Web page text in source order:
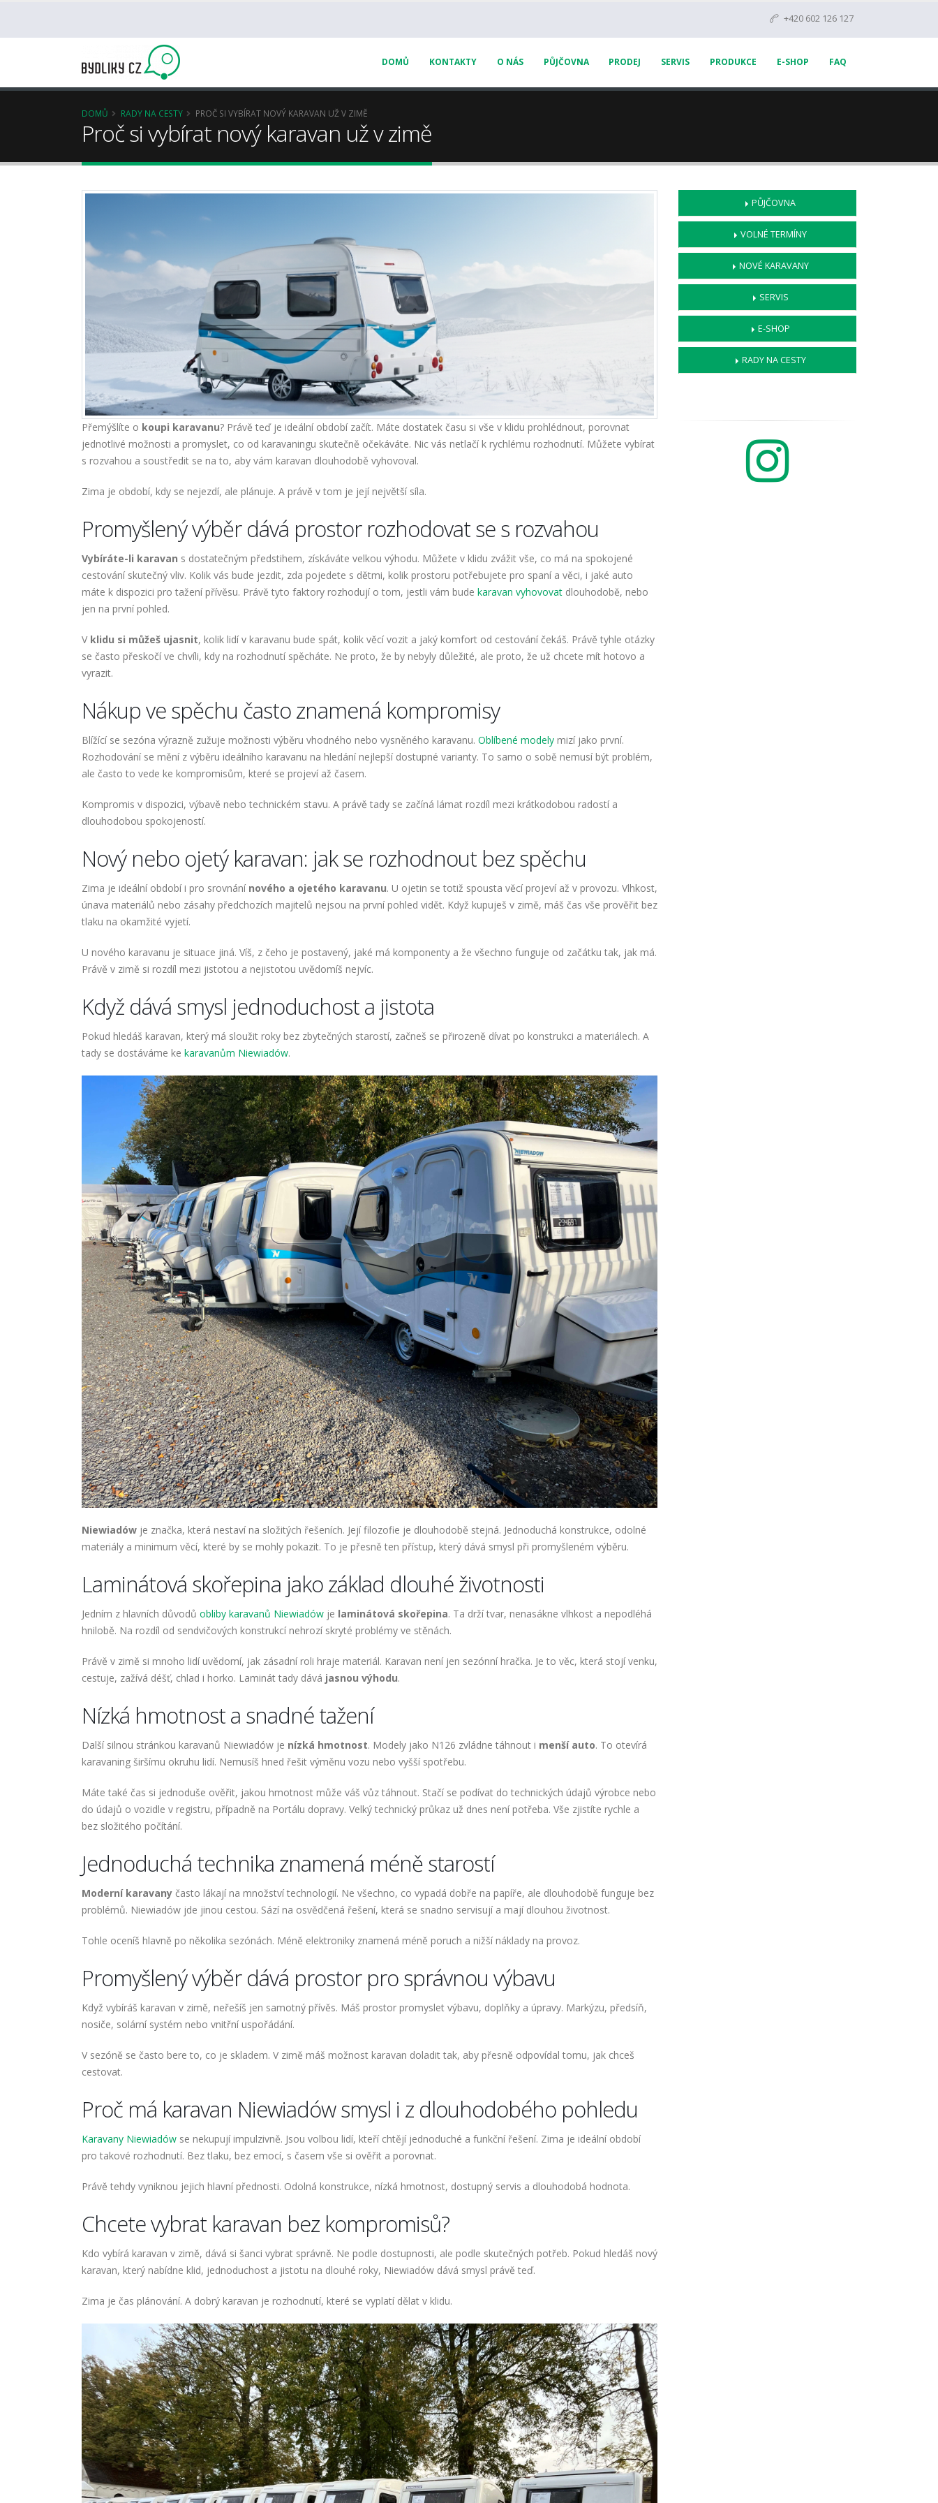
+420 602 126 127
DOMŮ KONTAKTY O NÁS PŮJČOVNA PRODEJ SERVIS PRODUKCE E-SHOP FAQ
DOMŮ RADY NA CESTY PROČ SI VYBÍRAT NOVÝ KARAVAN UŽ V ZIMĚ
Proč si vybírat nový karavan už v zimě
Přemýšlíte o koupi karavanu? Právě teď je ideální období začít. Máte dostatek času si vše v klidu prohlédnout, porovnat
jednotlivé možnosti a promyslet, co od karavaningu skutečně očekáváte. Nic vás netlačí k rychlému rozhodnutí. Můžete vybírat
s rozvahou a soustředit se na to, aby vám karavan dlouhodobě vyhovoval.
Zima je období, kdy se nejezdí, ale plánuje. A právě v tom je její největší síla.
Promyšlený výběr dává prostor rozhodovat se s rozvahou
Vybíráte-li karavan s dostatečným předstihem, získáváte velkou výhodu. Můžete v klidu zvážit vše, co má na spokojené
cestování skutečný vliv. Kolik vás bude jezdit, zda pojedete s dětmi, kolik prostoru potřebujete pro spaní a věci, i jaké auto
máte k dispozici pro tažení přívěsu. Právě tyto faktory rozhodují o tom, jestli vám bude karavan vyhovovat dlouhodobě, nebo
jen na první pohled.
V klidu si můžeš ujasnit, kolik lidí v karavanu bude spát, kolik věcí vozit a jaký komfort od cestování čekáš. Právě tyhle otázky
se často přeskočí ve chvíli, kdy na rozhodnutí spěcháte. Ne proto, že by nebyly důležité, ale proto, že už chcete mít hotovo a
vyrazit.
Nákup ve spěchu často znamená kompromisy
Blížící se sezóna výrazně zužuje možnosti výběru vhodného nebo vysněného karavanu. Oblíbené modely mizí jako první.
Rozhodování se mění z výběru ideálního karavanu na hledání nejlepší dostupné varianty. To samo o sobě nemusí být problém,
ale často to vede ke kompromisům, které se projeví až časem.
Kompromis v dispozici, výbavě nebo technickém stavu. A právě tady se začíná lámat rozdíl mezi krátkodobou radostí a
dlouhodobou spokojeností.
Nový nebo ojetý karavan: jak se rozhodnout bez spěchu
Zima je ideální období i pro srovnání nového a ojetého karavanu. U ojetin se totiž spousta věcí projeví až v provozu. Vlhkost,
únava materiálů nebo zásahy předchozích majitelů nejsou na první pohled vidět. Když kupuješ v zimě, máš čas vše prověřit bez
tlaku na okamžité vyjetí.
U nového karavanu je situace jiná. Víš, z čeho je postavený, jaké má komponenty a že všechno funguje od začátku tak, jak má.
Právě v zimě si rozdíl mezi jistotou a nejistotou uvědomíš nejvíc.
Když dává smysl jednoduchost a jistota
Pokud hledáš karavan, který má sloužit roky bez zbytečných starostí, začneš se přirozeně dívat po konstrukci a materiálech. A
tady se dostáváme ke karavanům Niewiadów.
Niewiadów je značka, která nestaví na složitých řešeních. Její filozofie je dlouhodobě stejná. Jednoduchá konstrukce, odolné
materiály a minimum věcí, které by se mohly pokazit. To je přesně ten přístup, který dává smysl při promyšleném výběru.
Laminátová skořepina jako základ dlouhé životnosti
Jedním z hlavních důvodů obliby karavanů Niewiadów je laminátová skořepina. Ta drží tvar, nenasákne vlhkost a nepodléhá
hnilobě. Na rozdíl od sendvičových konstrukcí nehrozí skryté problémy ve stěnách.
Právě v zimě si mnoho lidí uvědomí, jak zásadní roli hraje materiál. Karavan není jen sezónní hračka. Je to věc, která stojí venku,
cestuje, zažívá déšť, chlad i horko. Laminát tady dává jasnou výhodu.
Nízká hmotnost a snadné tažení
Další silnou stránkou karavanů Niewiadów je nízká hmotnost. Modely jako N126 zvládne táhnout i menší auto. To otevírá
karavaning širšímu okruhu lidí. Nemusíš hned řešit výměnu vozu nebo vyšší spotřebu.
Máte také čas si jednoduše ověřit, jakou hmotnost může váš vůz táhnout. Stačí se podívat do technických údajů výrobce nebo
do údajů o vozidle v registru, případně na Portálu dopravy. Velký technický průkaz už dnes není potřeba. Vše zjistíte rychle a
bez složitého počítání.
Jednoduchá technika znamená méně starostí
Moderní karavany často lákají na množství technologií. Ne všechno, co vypadá dobře na papíře, ale dlouhodobě funguje bez
problémů. Niewiadów jde jinou cestou. Sází na osvědčená řešení, která se snadno servisují a mají dlouhou životnost.
Tohle oceníš hlavně po několika sezónách. Méně elektroniky znamená méně poruch a nižší náklady na provoz.
Promyšlený výběr dává prostor pro správnou výbavu
Když vybíráš karavan v zimě, neřešíš jen samotný přívěs. Máš prostor promyslet výbavu, doplňky a úpravy. Markýzu, předsíň,
nosiče, solární systém nebo vnitřní uspořádání.
V sezóně se často bere to, co je skladem. V zimě máš možnost karavan doladit tak, aby přesně odpovídal tomu, jak chceš
cestovat.
Proč má karavan Niewiadów smysl i z dlouhodobého pohledu
Karavany Niewiadów se nekupují impulzivně. Jsou volbou lidí, kteří chtějí jednoduché a funkční řešení. Zima je ideální období
pro takové rozhodnutí. Bez tlaku, bez emocí, s časem vše si ověřit a porovnat.
Právě tehdy vyniknou jejich hlavní přednosti. Odolná konstrukce, nízká hmotnost, dostupný servis a dlouhodobá hodnota.
Chcete vybrat karavan bez kompromisů?
Kdo vybírá karavan v zimě, dává si šanci vybrat správně. Ne podle dostupnosti, ale podle skutečných potřeb. Pokud hledáš nový
karavan, který nabídne klid, jednoduchost a jistotu na dlouhé roky, Niewiadów dává smysl právě teď.
Zima je čas plánování. A dobrý karavan je rozhodnutí, které se vyplatí dělat v klidu.
PŮJČOVNA
VOLNÉ TERMÍNY
NOVÉ KARAVANY
SERVIS
E-SHOP
RADY NA CESTY